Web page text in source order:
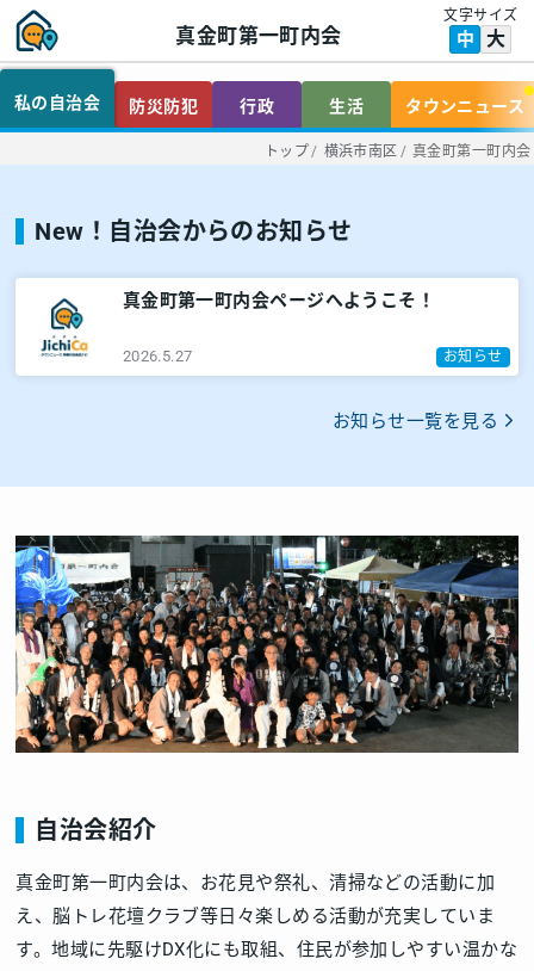
真金町第一町内会
文字サイズ
中 大
私の自治会 防災防犯 行政 生活 タウンニュース
トップ / 横浜市南区 / 真金町第一町内会
New！自治会からのお知らせ
真金町第一町内会ページへようこそ！
2026.5.27 お知らせ
お知らせ一覧を見る
自治会紹介
真金町第一町内会は、お花見や祭礼、清掃などの活動に加
え、脳トレ花壇クラブ等日々楽しめる活動が充実していま
す。地域に先駆けDX化にも取組、住民が参加しやすい温かな